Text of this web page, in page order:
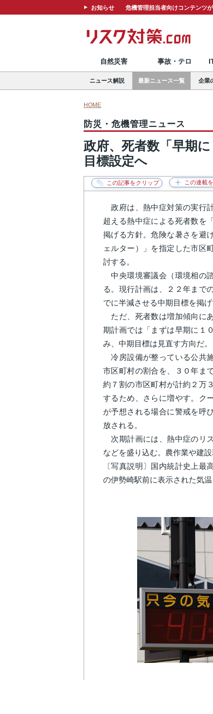
お知らせ 危機管理担当者向けコンテンツ
自然災害 事故・テロ
ニュース解説 最新ニュース一覧 企業
HOME
防災・危機管理ニュース
政府、死者数「早期に
目標設定へ
政府は、熱中症対策の実行
超える熱中症による死者数を
掲げる方針。危険な暑さを避
ェルター）」を指定した市区
討する。
中央環境審議会（環境相の
る。現行計画は、２２年まで
でに半減させる中期目標を掲げ
ただ、死者数は増加傾向に
期計画では「まずは早期に１
み、中期目標は見直す方向だ。
冷房設備が整っている公共
市区町村の割合を、３０年ま
約７割の市区町村が計約２万
するため、さらに増やす。ク
が予想される場合に警戒を呼
放される。
次期計画には、熱中症のリ
などを盛り込む。農作業や建
〔写真説明〕国内統計史上
の伊勢崎駅前に表示された気